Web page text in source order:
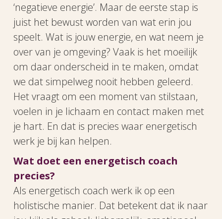
‘negatieve energie’. Maar de eerste stap is
juist het bewust worden van wat erin jou
speelt. Wat is jouw energie, en wat neem je
over van je omgeving? Vaak is het moeilijk
om daar onderscheid in te maken, omdat
we dat simpelweg nooit hebben geleerd.
Het vraagt om een moment van stilstaan,
voelen in je lichaam en contact maken met
je hart. En dat is precies waar energetisch
werk je bij kan helpen.
Wat doet een energetisch coach
precies?
Als energetisch coach werk ik op een
holistische manier. Dat betekent dat ik naar